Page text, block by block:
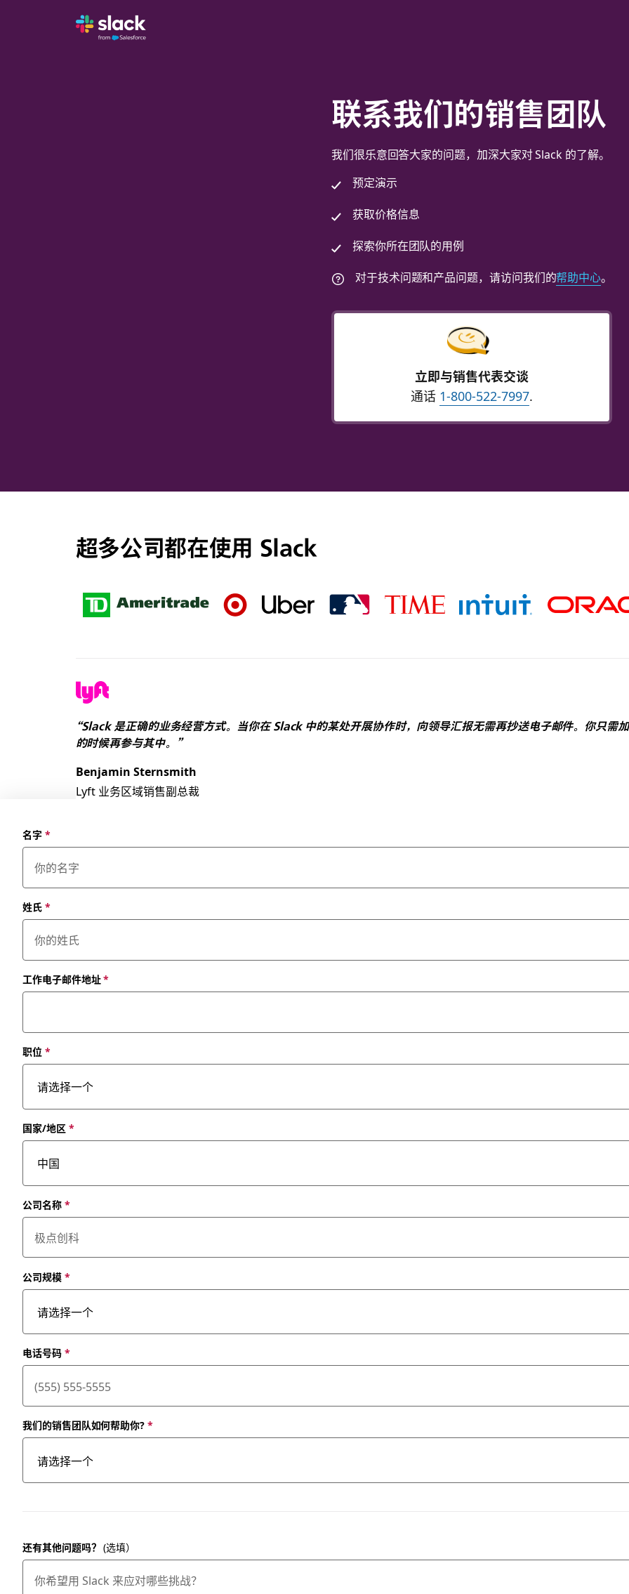
联系我们的销售团队
我们很乐意回答大家的问题，加深大家对 Slack 的了解。
预定演示
获取价格信息
探索你所在团队的用例
对于技术问题和产品问题，请访问我们的帮助中心。
立即与销售代表交谈
通话 1-800-522-7997.
超多公司都在使用 Slack
“Slack 是正确的业务经营方式。当你在 Slack 中的某处开展协作时，向领导汇报无需再抄送电子邮件。你只需
的时候再参与其中。”
Benjamin Sternsmith
Lyft 业务区域销售副总裁
名字*
姓氏*
工作电子邮件地址*
职位 *
国家/地区 *
公司名称*
公司规模*
电话号码*
我们的销售团队如何帮助你? *
还有其他问题吗？ (选填）